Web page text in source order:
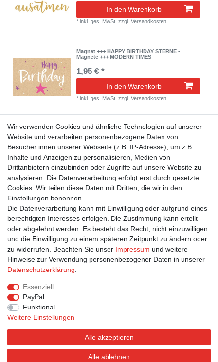
In den Warenkorb
*inkl. ges. MwSt. zzgl.Versandkosten
Magnet +++ HAPPY BIRTHDAY STERNE -
Magnete +++ MODERN TIMES
1,95 € *
In den Warenkorb
*inkl. ges. MwSt. zzgl.Versandkosten
Magnet +++ LEBE LIEBE LACHE - MAGNETE
+++ MODERN TIMES
1,95 € *
In den Warenkorb
inkl. ges. MwSt. zzgl.Versandkosten
Bestellung widerrufen
Wir verwenden Cookies und ähnliche Technologien auf unserer
Website und verarbeiten personenbezogene Daten von
Besucher:innen unserer Webseite (z.B. IP-Adresse), um z.B.
Inhalte und Anzeigen zu personalisieren, Medien von
Drittanbietern einzubinden oder Zugriffe auf unsere Website zu
analysieren. Die Datenverarbeitung erfolgt erst durch gesetzte
Cookies. Wir teilen diese Daten mit Dritten, die wir in den
Einstellungen benennen.
Die Datenverarbeitung kann mit Einwilligung oder aufgrund eines
berechtigten Interesses erfolgen. Die Zustimmung kann erteilt
oder abgelehnt werden. Es besteht das Recht, nicht einzuwilligen
und die Einwilligung zu einem späteren Zeitpunkt zu ändern oder
zu widerrufen. Beachten Sie unser Impressum und weitere
Hinweise zur Verwendung personenbezogener Daten in unserer
Daten­schutz­erklärung
Essenziell
PayPal
Funktional
Weitere Einstellungen
Alle akzeptieren
Alle ablehnen